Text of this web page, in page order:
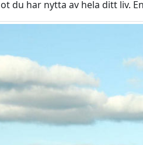
du har nytta av hela ditt liv.